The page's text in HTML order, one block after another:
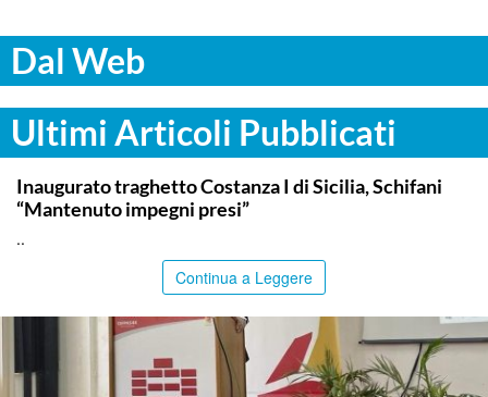
Dal Web
Ultimi Articoli Pubblicati
ITALPRESS
Inaugurato traghetto Costanza I di Sicilia, Schifani
“Mantenuto impegni presi”
..
Continua a Leggere